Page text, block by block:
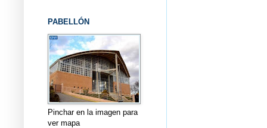
PABELLÓN
Pinchar en la imagen para
ver mapa